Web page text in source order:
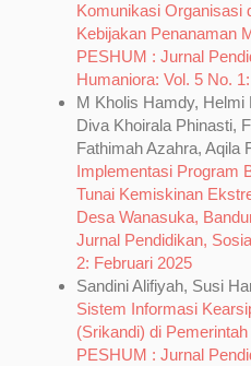
Komunikasi Organisasi
Kebijakan Penanaman
PESHUM : Jurnal
Humaniora: Vol. 5 No.
M Kholis Hamdy, Helmi
Diva Khoirala Phinasti,
Fathimah Azahra, Aqila
Implementasi Program
Tunai Kemiskinan
Desa Wanasuka,
Jurnal Pendidikan,
2: Februari 2025
Sandini Alifiyah, Susi
Sistem Informasi
(Srikandi) di
PESHUM : Jurnal